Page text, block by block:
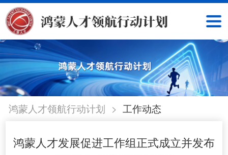
鸿蒙人才领航行动计划 > 工作动态
鸿蒙人才发展促进工作组正式成立并发布